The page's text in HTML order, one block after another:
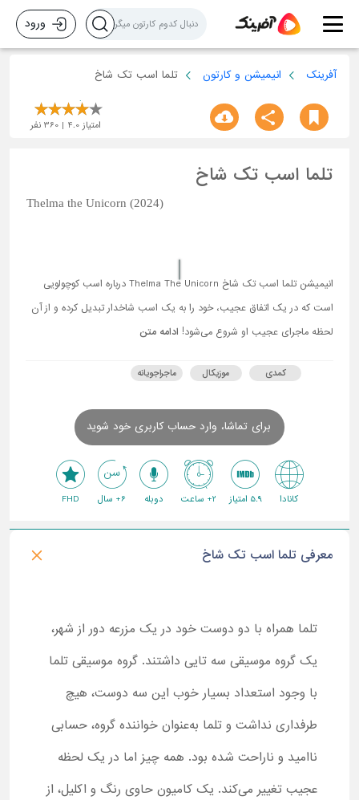
ورود
آفرینک انیمیشن و کارتون تلما اسب تک شاخ
امتیاز 4.0
360 نفر
تلما اسب تک شاخ
Thelma the Unicorn (2024)
انیمیشن تلما اسب تک شاخ Thelma The Unicorn درباره اسب کوچولویی
است که در یک اتفاق عجیب، خود را به یک اسب شاخدار تبدیل کرده و از آن
لحظه ماجرای عجیب او شروع می‌شود! ادامه متن
کمدی موزیکال ماجراجویانه
برای تماشا، وارد حساب کاربری خود شوید
کانادا 5.9 امتیاز 2+ ساعت دوبله 6+ سال FHD
معرفی تلما اسب تک شاخ
تلما همراه با دو دوست خود در یک مزرعه دور از شهر،
یک گروه موسیقی سه تایی داشتند. گروه موسیقی تلما
با وجود استعداد بسیار خوب این سه دوست، هیچ
طرفداری نداشت و تلما به‌عنوان خواننده گروه، حسابی
ناامید و ناراحت شده بود. همه چیز اما در یک لحظه
عجیب تغییر می‌کند. یک کامیون حاوی رنگ و اکلیل، از